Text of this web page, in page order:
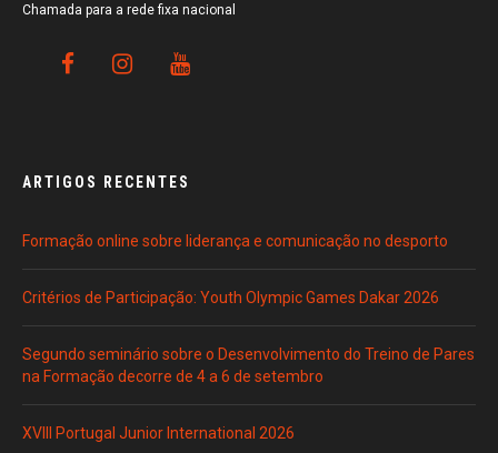
Chamada para a rede fixa nacional
ARTIGOS RECENTES
Formação online sobre liderança e comunicação no desporto
Critérios de Participação: Youth Olympic Games Dakar 2026
Segundo seminário sobre o Desenvolvimento do Treino de Pares
na Formação decorre de 4 a 6 de setembro
XVIII Portugal Junior International 2026